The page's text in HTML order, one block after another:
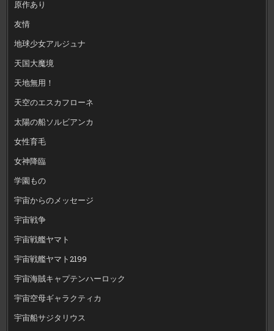
原作あり
友情
地球少女アルジュナ
天国大魔境
天地無用！
天空のエスカフローネ
太陽の船ソルビアンカ
女性育毛
女神降臨
学園もの
宇宙からのメッセージ
宇宙戦争
宇宙戦艦ヤマト
宇宙戦艦ヤマト2199
宇宙海賊キャプテンハーロック
宇宙空母ギャラクティカ
宇宙船サジタリウス